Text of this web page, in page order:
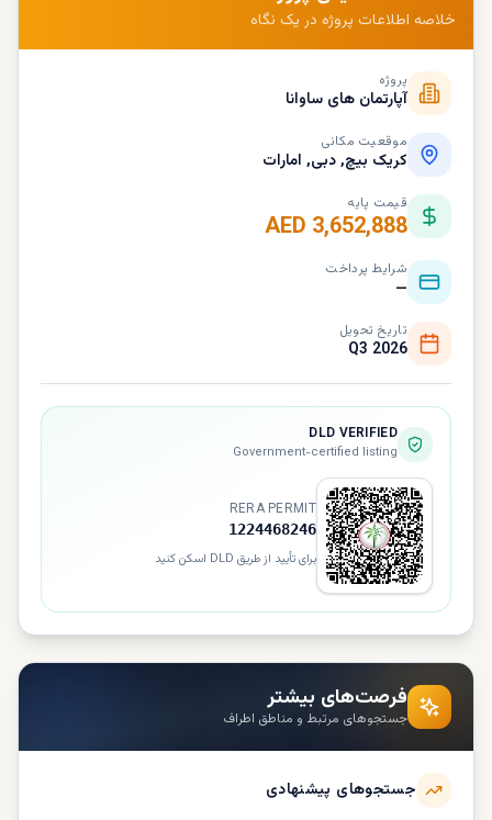
خلاصه اطلاعات پروژه در یک نگاه
پروژه
آپارتمان های ساوانا
موقعیت مکانی
کریک بیچ, دبی, امارات
قیمت پایه
AED 3,652,888
شرایط پرداخت
—
تاریخ تحویل
Q3 2026
DLD VERIFIED
Government-certified listing
RERA PERMIT
1224468246
برای تأیید از طریق DLD اسکن کنید
فرصت‌های بیشتر
جستجوهای مرتبط و مناطق اطراف
جستجوهای پیشنهادی